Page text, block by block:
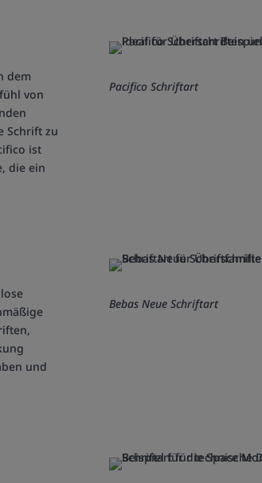
dem
von
Schrift zu
ist
die ein
Pacifico Schriftart
und
Bebas Neue Schriftart